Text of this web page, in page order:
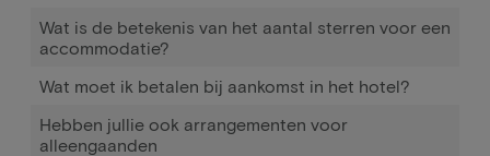
Wat is de betekenis van het aantal sterren voor een
accommodatie?
Wat moet ik betalen bij aankomst in het hotel?
Hebben jullie ook arrangementen voor
alleengaanden